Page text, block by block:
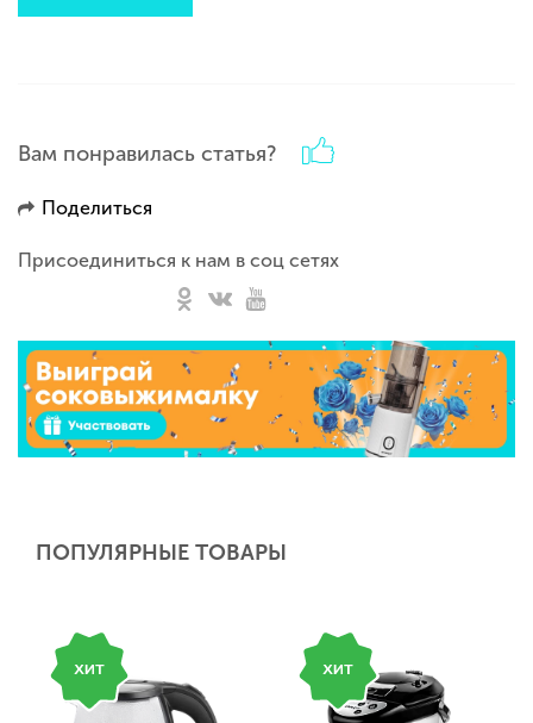
Вам понравилась статья?
Поделиться
Присоединиться к нам в соц сетях
ПОПУЛЯРНЫЕ ТОВАРЫ